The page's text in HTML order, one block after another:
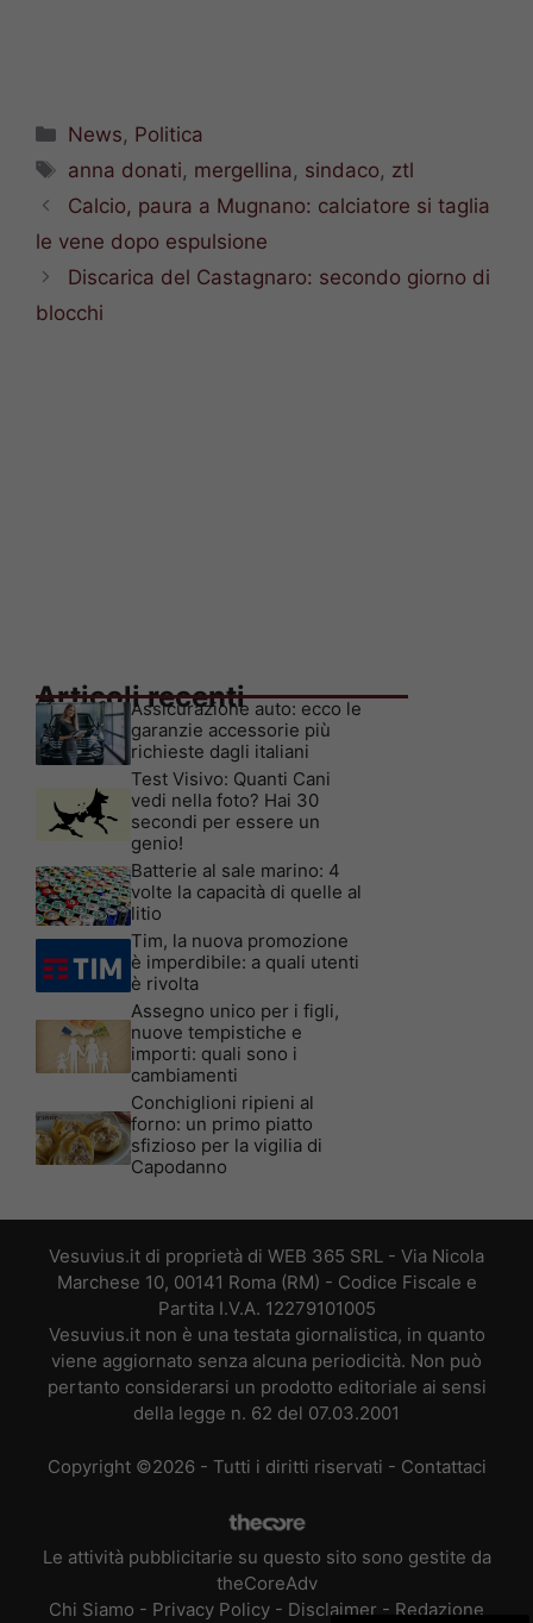
Categorie
News, Politica
Tag
anna donati, mergellina, sindaco, ztl
Calcio, paura a Mugnano: calciatore si taglia
le vene dopo espulsione
Discarica del Castagnaro: secondo giorno di
blocchi
Articoli recenti
Assicurazione auto: ecco le
garanzie accessorie più
richieste dagli italiani
Test Visivo: Quanti Cani
vedi nella foto? Hai 30
secondi per essere un
genio!
Batterie al sale marino: 4
volte la capacità di quelle al
litio
Tim, la nuova promozione
è imperdibile: a quali utenti
è rivolta
Assegno unico per i figli,
nuove tempistiche e
importi: quali sono i
cambiamenti
Conchiglioni ripieni al
forno: un primo piatto
sfizioso per la vigilia di
Capodanno
Vesuvius.it di proprietà di WEB 365 SRL - Via Nicola
Marchese 10, 00141 Roma (RM) - Codice Fiscale e
Partita I.V.A. 12279101005
Vesuvius.it non è una testata giornalistica, in quanto
viene aggiornato senza alcuna periodicità. Non può
pertanto considerarsi un prodotto editoriale ai sensi
della legge n. 62 del 07.03.2001
Copyright ©2026 - Tutti i diritti riservati - Contattaci
Le attività pubblicitarie su questo sito sono gestite da
theCoreAdv
Chi Siamo - Privacy Policy - Disclaimer - Redazione